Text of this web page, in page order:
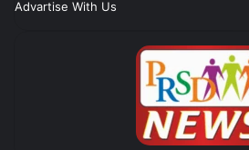
Advartise With Us